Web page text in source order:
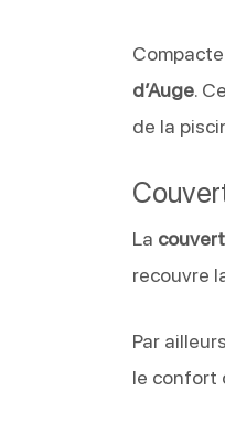
d’Auge.
de la
La
recouvre
Par
le confort